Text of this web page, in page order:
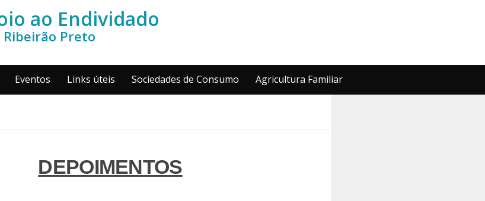
ao Endividado
Preto
Eventos Links úteis Sociedades de Consumo Agricultura Familiar
DEPOIMENTOS